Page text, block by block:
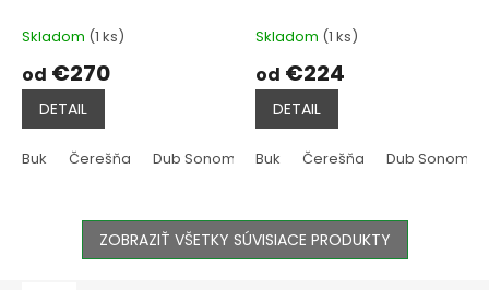
Skladom (1 ks)
od €270
DETAIL
Buk Čerešňa Dub Sonoma Dub Hľuzovka Dub Wotan
Skladom (1 ks)
od €224
DETAIL
Buk Čerešňa Dub Sonoma
ZOBRAZIŤ VŠETKY SÚVISIACE PRODUKTY